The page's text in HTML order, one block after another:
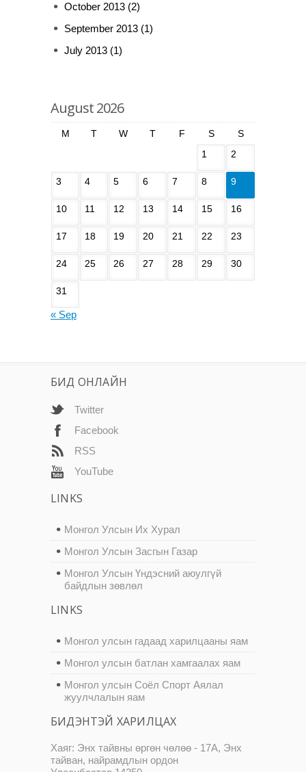
October 2013 (2)
September 2013 (1)
July 2013 (1)
August 2026
M T W T F S
S
1
2
3 4 5 6 7 8 9
10 11 12 13 14 15 16
17 18 19 20 21 22 23
24 25 26 27 28 29 30
31
« Sep
БИД ОНЛАЙН
Twitter
Facebook
RSS
YouTube
LINKS
Монгол Улсын Их Хурал
Монгол Улсын Засгын Газар
Монгол Улсын Үндэсний аюулгүй
байдлын зөвлөл
LINKS
Монгол улсын гадаад харилцааны яам
Монгол улсын батлан хамгаалах яам
Монгол улсын Соёл Спорт Аялал
жуулчлалын яам
БИДЭНТЭЙ ХАРИЛЦАХ
Хаяг: Энх тайвны өргөн чөлөө - 17А, Энх
тайван, найрамдлын ордон